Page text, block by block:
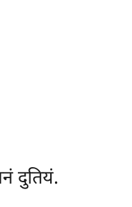
दुतियं.